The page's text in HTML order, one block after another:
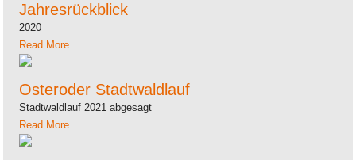
Jahresrückblick
2020
Read More
Osteroder Stadtwaldlauf
Stadtwaldlauf 2021 abgesagt
Read More